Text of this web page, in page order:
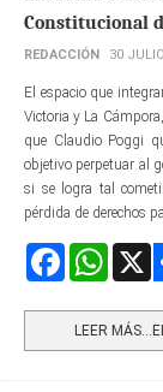
Constitucional
REDACCIÓN 30
El espacio que
Victoria y La
que Claudio Poggi
objetivo perpetuar al
si se logra tal
pérdida de derechos
Facebook
LEER